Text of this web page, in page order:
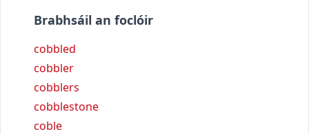
Brabhsáil an foclóir
cobbled
cobbler
cobblers
cobblestone
coble